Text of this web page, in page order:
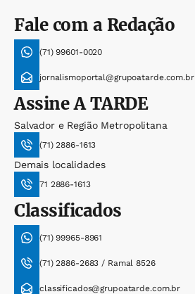
Fale com a Redação
(71) 99601-0020
jornalismoportal@grupoatarde.com.br
AssineA TARDE
Salvador e Região Metropolitana
(71) 2886-1613
Demais localidades
71 2886-1613
Classificados
(71) 99965-8961
(71) 2886-2683 / Ramal 8526
classificados@grupoatarde.com.br